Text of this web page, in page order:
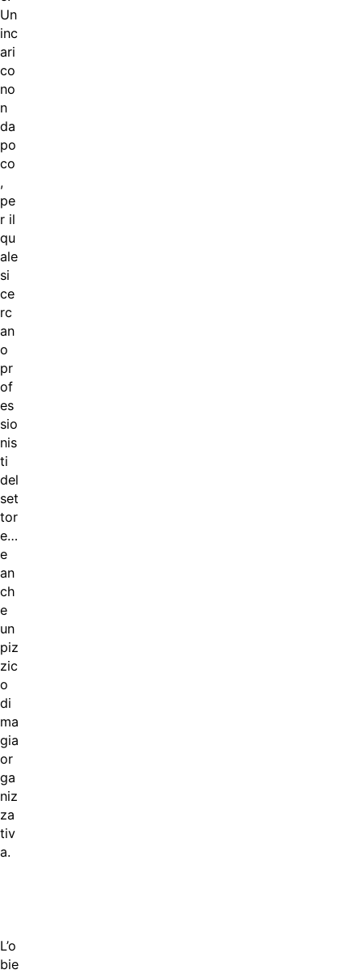
Un
inc
ari
co
no
n
da
po
co
,
pe
r il
qu
ale
si
ce
rc
an
o
pr
of
es
sio
nis
ti
del
set
tor
e…
e
an
ch
e
un
piz
zic
o
di
ma
gia
or
ga
niz
za
tiv
a.
L’o
bie